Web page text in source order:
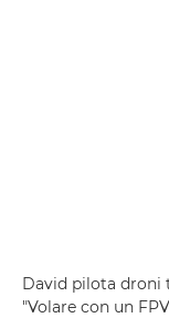
David pilota droni
"Volare con un